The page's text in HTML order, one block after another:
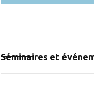
Séminaires et